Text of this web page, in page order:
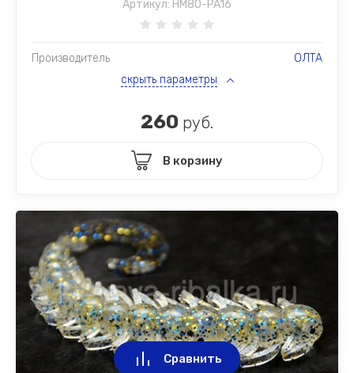
Артикул: HM80-PA16
Производитель
ОЛТА
скрыть параметры
260 руб.
В корзину
Сравнить